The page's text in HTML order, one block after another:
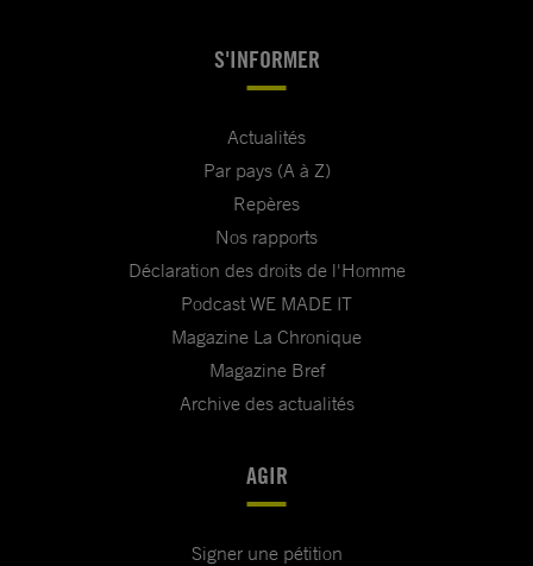
S'INFORMER
Actualités
Par pays (A à Z)
Repères
Nos rapports
Déclaration des droits de l'Homme
Podcast WE MADE IT
Magazine La Chronique
Magazine Bref
Archive des actualités
AGIR
Signer une pétition